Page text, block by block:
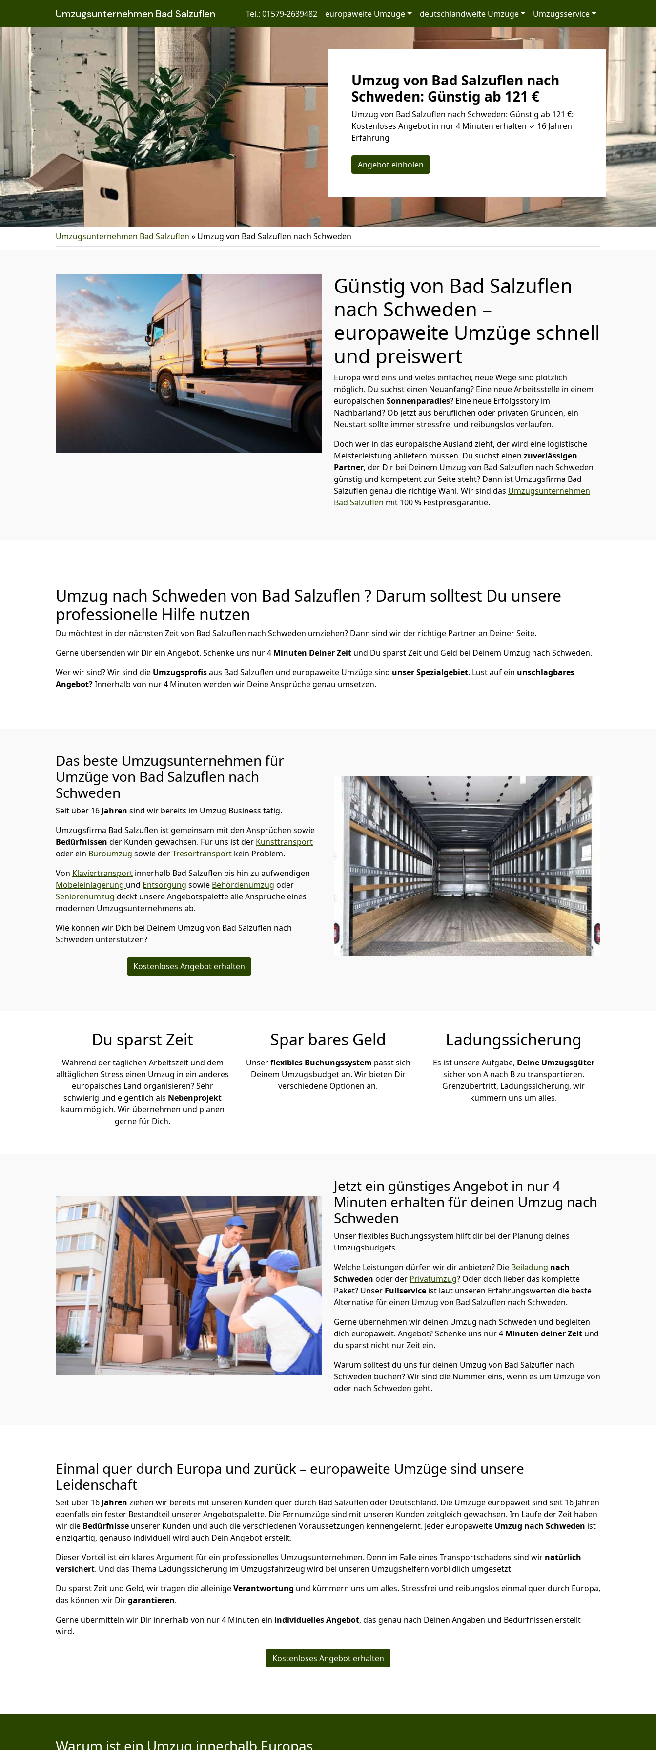
Umzugsunternehmen Bad Salzuflen Tel.: 01579-2639482 europaweite Umzüge deutschlandweite Umzüge Umzugsservice
Umzug von Bad Salzuflen nach
Schweden: Günstig ab 121 €
Umzug von Bad Salzuflen nach Schweden: Günstig ab 121 €:
Kostenloses Angebot in nur 4 Minuten erhalten ✓ 16 Jahren
Erfahrung
Angebot einholen
Umzugsunternehmen Bad Salzuflen » Umzug von Bad Salzuflen nach Schweden
Günstig von Bad Salzuflen
nach Schweden –
europaweite Umzüge schnell
und preiswert
Europa wird eins und vieles einfacher, neue Wege sind plötzlich
möglich. Du suchst einen Neuanfang? Eine neue Arbeitsstelle in einem
europäischen Sonnenparadies? Eine neue Erfolgsstory im
Nachbarland? Ob jetzt aus beruflichen oder privaten Gründen, ein
Neustart sollte immer stressfrei und reibungslos verlaufen.
Doch wer in das europäische Ausland zieht, der wird eine logistische
Meisterleistung abliefern müssen. Du suchst einen zuverlässigen
Partner, der Dir bei Deinem Umzug von Bad Salzuflen nach Schweden
günstig und kompetent zur Seite steht? Dann ist Umzugsfirma Bad
Salzuflen genau die richtige Wahl. Wir sind das Umzugsunternehmen
Bad Salzuflen mit 100 % Festpreisgarantie.
Umzug nach Schweden von Bad Salzuflen ? Darum solltest Du unsere
professionelle Hilfe nutzen
Du möchtest in der nächsten Zeit von Bad Salzuflen nach Schweden umziehen? Dann sind wir der richtige Partner an Deiner Seite.
Gerne übersenden wir Dir ein Angebot. Schenke uns nur4 Minuten Deiner Zeit und Du sparst Zeit und Geld bei Deinem Umzug nach Schweden.
Wer wir sind? Wir sind die Umzugsprofisaus Bad Salzuflen und europaweite Umzüge sind unser Spezialgebiet. Lust auf ein unschlagbares
Angebot?Innerhalb von nur4 Minuten werden wir Deine Ansprüche genau umsetzen.
Das beste Umzugsunternehmen für
Umzüge von Bad Salzuflen nach
Schweden
Seit über 16 Jahren sind wir bereits im Umzug Business tätig.
Umzugsfirma Bad Salzuflen ist gemeinsam mit den Ansprüchen sowie
Bedürfnissen der Kunden gewachsen. Für uns ist der Kunsttransport
oder ein Büroumzug sowie derTresortransport kein Problem.
Von Klaviertransport innerhalb Bad Salzuflen bis hin zu aufwendigen
Möbeleinlagerung und Entsorgung sowie Behördenumzug oder
Seniorenumzug deckt unsere Angebotspalette alle Ansprüche eines
modernen Umzugsunternehmens ab.
Wie können wir Dich bei Deinem Umzug von Bad Salzuflen nach
Schweden unterstützen?
Kostenloses Angebot erhalten
Du sparst Zeit
Während der täglichen Arbeitszeit und dem
alltäglichen Stress einen Umzug in ein anderes
europäisches Land organisieren? Sehr
schwierig und eigentlich als Nebenprojekt
kaum möglich. Wir übernehmen und planen
gerne für Dich.
Spar bares Geld
Unserflexibles Buchungssystem passt sich
Deinem Umzugsbudget an. Wir bieten Dir
verschiedene Optionen an.
Ladungssicherung
Es ist unsere Aufgabe, Deine Umzugsgüter
sicher von A nach B zu transportieren.
Grenzübertritt, Ladungssicherung, wir
kümmern uns um alles.
Jetzt ein günstiges Angebot in nur 4
Minuten erhalten für deinen Umzug nach
Schweden
Unser flexibles Buchungssystem hilft dir bei der Planung deines
Umzugsbudgets.
Welche Leistungen dürfen wir dir anbieten? Die Beiladung nach
Schweden oder der Privatumzug? Oder doch lieber das komplette
Paket? Unser Fullservice ist laut unseren Erfahrungswerten die beste
Alternative für einen Umzug von Bad Salzuflen nach Schweden.
Gerne übernehmen wir deinen Umzug nach Schweden und begleiten
dich europaweit. Angebot? Schenke uns nur4 Minuten deiner Zeit und
du sparst nicht nur Zeit ein.
Warum solltest du uns für deinen Umzug von Bad Salzuflen nach
Schweden buchen? Wir sind die Nummer eins, wenn es um Umzüge von
oder nach Schweden geht.
Einmal quer durch Europa und zurück – europaweite Umzüge sind unsere
Leidenschaft
Seit über 16 Jahren ziehen wir bereits mit unseren Kunden quer durch Bad Salzuflen oder Deutschland. Die Umzüge europaweit sind seit 16 Jahren
ebenfalls ein fester Bestandteil unserer Angebotspalette. Die Fernumzüge sind mit unseren Kunden zeitgleich gewachsen. Im Laufe der Zeit haben
wir die Bedürfnisse unserer Kunden und auch die verschiedenen Voraussetzungen kennengelernt. Jeder europaweite Umzug nach Schweden ist
einzigartig, genauso individuell wird auch Dein Angebot erstellt.
Dieser Vorteil ist ein klares Argument für ein professionelles Umzugsunternehmen. Denn im Falle eines Transportschadens sind wir natürlich
versichert. Und das Thema Ladungssicherung im Umzugsfahrzeug wird bei unseren Umzugshelfern vorbildlich umgesetzt.
Du sparst Zeit und Geld, wir tragen die alleinigeVerantwortung und kümmern uns um alles. Stressfrei und reibungslos einmal quer durch Europa,
das können wir Dirgarantieren.
Gerne übermitteln wir Dir innerhalb von nur4 Minuten ein individuelles Angebot, das genau nach Deinen Angaben und Bedürfnissen erstellt
wird.
Kostenloses Angebot erhalten
Warum ist ein Umzug innerhalb Europas